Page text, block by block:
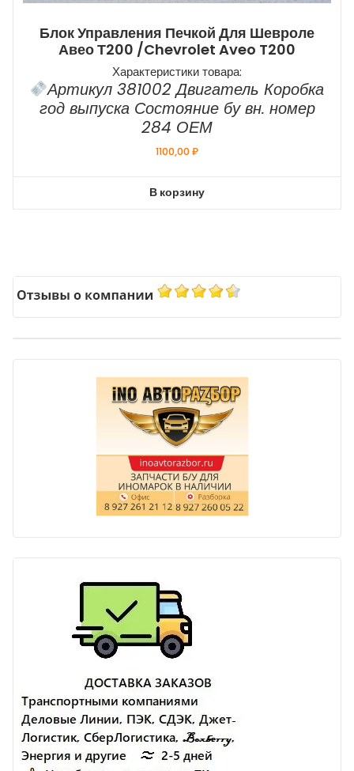
Блок Управления Печкой Для Шевроле
Авео Т200 /Chevrolet Aveo T200
Характеристики товара:
Артикул 381002 Двигатель Коробка
год выпуска Состояние бу вн. номер
284 ОЕМ
1100,00₽
В корзину